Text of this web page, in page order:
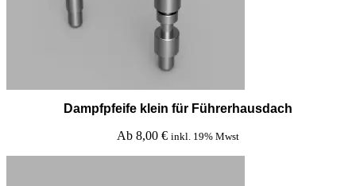
Dampfpfeife klein für Führerhausdach
Ab 8,00 € inkl. 19% Mwst